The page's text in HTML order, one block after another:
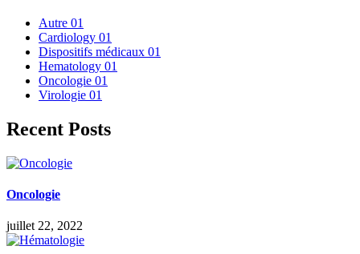
Autre 01
Cardiology 01
Dispositifs médicaux 01
Hematology 01
Oncologie 01
Virologie 01
Recent Posts
Oncologie
juillet 22, 2022